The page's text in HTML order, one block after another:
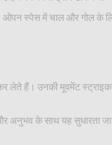
स्पेस में चाल और गोल के
हैं। उनकी मूवमेंट
अनुभव के साथ यह सुधारता